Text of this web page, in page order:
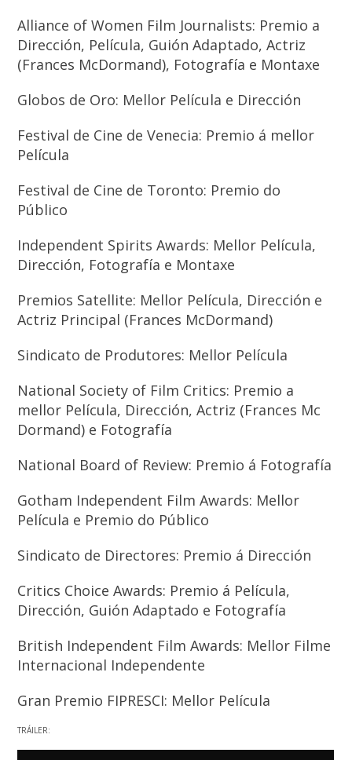
Alliance of Women Film Journalists: Premio a
Dirección, Película, Guión Adaptado, Actriz
(Frances McDormand), Fotografía e Montaxe
Globos de Oro: Mellor Película e Dirección
Festival de Cine de Venecia: Premio á mellor
Película
Festival de Cine de Toronto: Premio do
Público
Independent Spirits Awards: Mellor Película,
Dirección, Fotografía e Montaxe
Premios Satellite: Mellor Película, Dirección e
Actriz Principal (Frances McDormand)
Sindicato de Produtores: Mellor Película
National Society of Film Critics: Premio a
mellor Película, Dirección, Actriz (Frances Mc
Dormand) e Fotografía
National Board of Review: Premio á Fotografía
Gotham Independent Film Awards: Mellor
Película e Premio do Público
Sindicato de Directores: Premio á Dirección
Critics Choice Awards: Premio á Película,
Dirección, Guión Adaptado e Fotografía
British Independent Film Awards: Mellor Filme
Internacional Independente
Gran Premio FIPRESCI: Mellor Película
TRÁILER: